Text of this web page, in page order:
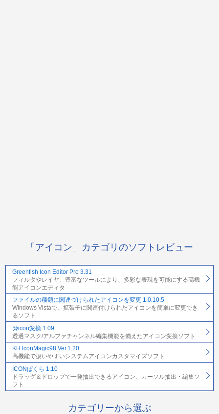
「アイコン」カテゴリのソフトレビュー
Greenfish Icon Editor Pro 3.31
フィルタやレイヤ、豊富なツールにより、多彩な表現を可能にする高機
能アイコンエディタ
ファイルの種類に関連づけられたアイコンを変更 1.0.10.5
Windows Vistaで、拡張子に関連付けられたアイコンを簡単に変更でき
るソフト
@icon変換 1.09
透過マスク/アルファチャンネル編集機能を備えたアイコン変換ソフト
KH IconMagic98 Ver.1.20
高機能で扱いやすいシステムアイコンカスタマイズソフト
ICONぱくら 1.10
ドラッグ＆ドロップで一発抽出できるアイコン、カーソル抽出・編集ソ
フト
カテゴリーから選ぶ